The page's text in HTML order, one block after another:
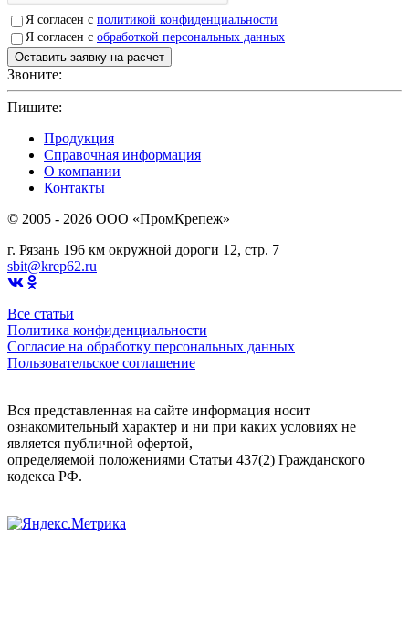
Я согласен с политикой конфиденциальности
Я согласен с обработкой персональных данных
Звоните:
Пишите:
Продукция
Справочная информация
О компании
Контакты
© 2005 - 2026 OOO «ПромКрепеж»
г. Рязань 196 км окружной дороги 12, стр. 7
sbit@krep62.ru
Все статьи
Политика конфиденциальности
Согласие на обработку персональных данных
Пользовательское соглашение
Вся представленная на сайте информация носит
ознакомительный характер и ни при каких условиях не
является публичной офертой,
определяемой положениями Статьи 437(2) Гражданского
кодекса РФ.